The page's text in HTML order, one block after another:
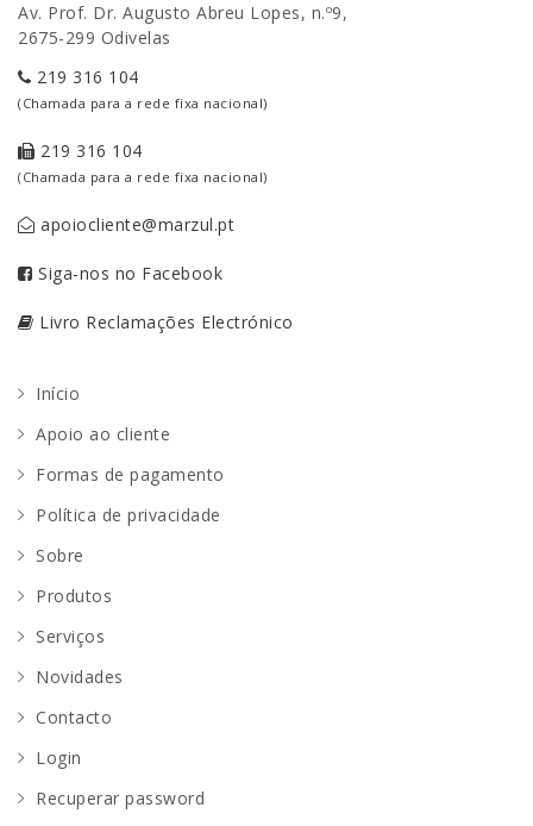
Av. Prof. Dr. Augusto Abreu Lopes, n.º9,
2675-299 Odivelas
219 316 104
(Chamada para a rede fixa nacional)
219 316 104
(Chamada para a rede fixa nacional)
apoiocliente@marzul.pt
Siga-nos no Facebook
Livro Reclamações Electrónico
Início
Apoio ao cliente
Formas de pagamento
Política de privacidade
Sobre
Produtos
Serviços
Novidades
Contacto
Login
Recuperar password